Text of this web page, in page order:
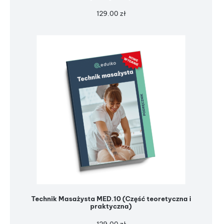
129.00 zł
Technik Masażysta MED.10 (Część teoretyczna i
praktyczna)